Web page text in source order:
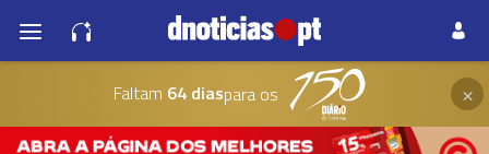
Faltam 64 diaspara os ×